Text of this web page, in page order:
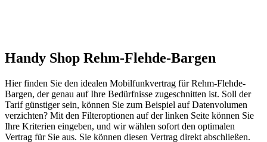
Handy Shop Rehm-Flehde-Bargen
Hier finden Sie den idealen Mobilfunkvertrag für Rehm-Flehde-
Bargen, der genau auf Ihre Bedürfnisse zugeschnitten ist. Soll der
Tarif günstiger sein, können Sie zum Beispiel auf Datenvolumen
verzichten? Mit den Filteroptionen auf der linken Seite können Sie
Ihre Kriterien eingeben, und wir wählen sofort den optimalen
Vertrag für Sie aus. Sie können diesen Vertrag direkt abschließen.